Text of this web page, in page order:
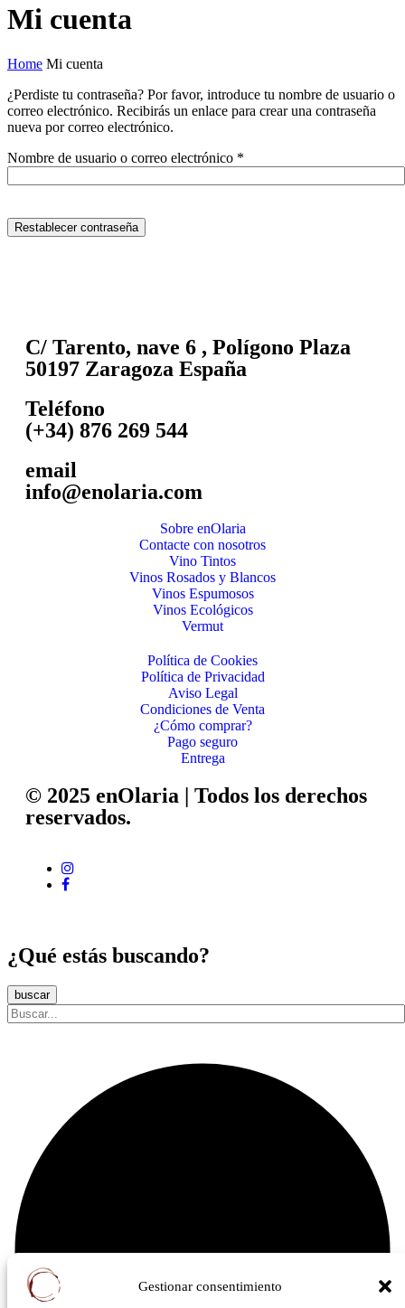
Gestionar consentimiento
Mi cuenta
Home Mi cuenta
¿Perdiste tu contraseña? Por favor, introduce tu nombre de usuario o
correo electrónico. Recibirás un enlace para crear una contraseña
nueva por correo electrónico.
Nombre de usuario o correo electrónico *
Restablecer contraseña
C/ Tarento, nave 6 , Polígono Plaza
50197 Zaragoza España
Teléfono
(+34) 876 269 544
email
info@enolaria.com
Sobre enOlaria
Contacte con nosotros
Vino Tintos
Vinos Rosados y Blancos
Vinos Espumosos
Vinos Ecológicos
Vermut
Política de Cookies
Política de Privacidad
Aviso Legal
Condiciones de Venta
¿Cómo comprar?
Pago seguro
Entrega
© 2025 enOlaria | Todos los derechos
reservados.
¿Qué estás buscando?
buscar